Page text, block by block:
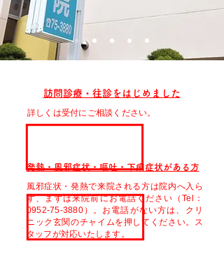
訪問診療・往診をはじめました
詳しくは受付にご相談ください。
風邪症状・発熱で来院される方は院内へ入ら
ず、まずは来院前にお電話ください（Tel：
0952-75-3880）。お電話がない方は、クリ
ニック玄関のチャイムを押してください。ス
タッフが対応いたします。
発熱・風邪症状・嘔吐・下痢症状がある方